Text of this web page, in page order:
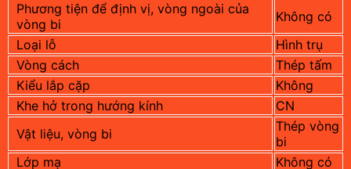
Phương tiện để định vị, vòng ngoài của
vòng bi
Không có
Loại lỗ
Hình trụ
Vòng cách
Thép tấm
Kiểu lắp cặp
Không
Khe hở trong hướng kính
CN
Vật liệu, vòng bi
Thép vòng
bi
Lớp mạ
Không có